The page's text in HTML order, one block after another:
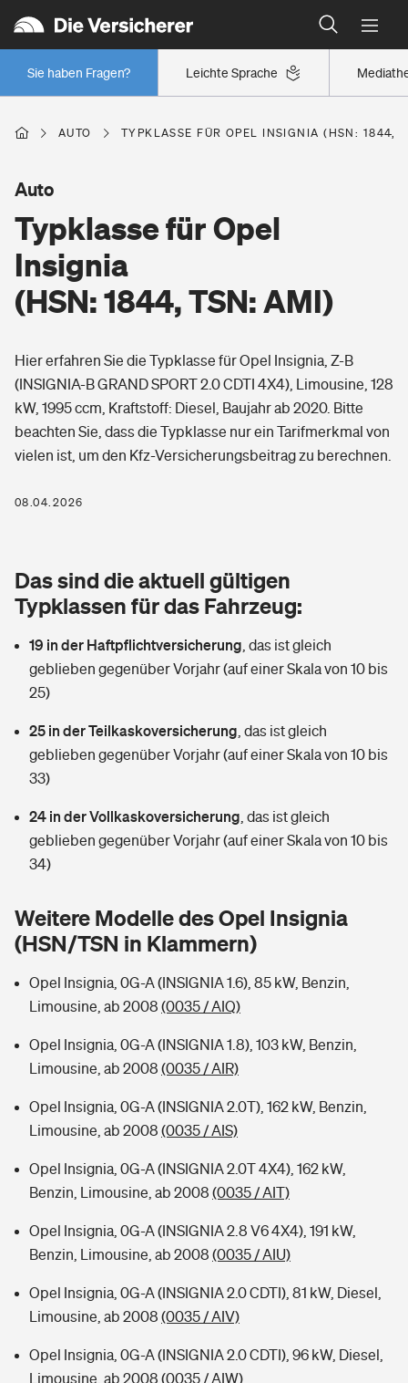
Leichte Sprache
Sie haben Fragen?
Wer versichert was: Jetzt Versicherer finden
Regionalklassen: So ist Ihre Region eingestuft
Wer versichert was: Jetzt Versicherer finden
Berufsunfähigkeitsversicherung
Erwerbsunfähigkeitsversicherung
Arbeitsrechtsschutz
Berufshaftpflichtversicherung
Rentenrechner: Wie viel Geld bekomme ich im Alter?
Wer versichert was: Jetzt Versicherer finden
Sie haben Fragen?
Wohnen
Wohngebäudeversicherung
Hausratversicherung
Elementarversicherung
Photovoltaik
Wärmepumpen versichern
Vermieterrrechtsschutz
Mietkautionsversicherung
Restkreditversicherung
Zur Übersicht
Hochwasser-Check: Wie gefährdet ist Ihr Haus?
Wer versichert was: Jetzt Versicherer finden
Sie haben Fragen?
Pri­vate Haft­pflicht­
Rechts­schutz­ver­si­che­rung
Kinderunfall­ver­si­che­rung
Reiseversicherung
Handyversicherung
Private Cyberversicherung
Musikinstrumentenversicherung
Zur Übersicht
Typklassen: So ist Ihr Auto eingestuft
Sie haben Fragen?
Gesundheit
Private Krankenversicherung
Tierkrankenversicherung
Zur Übersicht
Wer versichert was: Jetzt Versicherer finden
Sie haben Fragen?
Rentenrechner: Wie viel Geld bekomme ich im Alter?
AUTO TYPKLASSE FÜR OPEL INSIGNIA (HSN: 1844,
Typklasse für Opel
Insignia
(HSN: 1844, TSN: AMI)
Auto
Hier erfahren Sie die Typklasse für Opel Insignia, Z-B
(INSIGNIA-B GRAND SPORT 2.0 CDTI 4X4), Limousine, 128
kW, 1995 ccm, Kraftstoff: Diesel, Baujahr ab 2020. Bitte
beachten Sie, dass die Typklasse nur ein Tarifmerkmal von
vielen ist, um den Kfz-Versicherungsbeitrag zu berechnen.
08.04.2026
Das sind die aktuell gültigen
Typklassen für das Fahrzeug:
19 in der Haftpflichtversicherung das ist gleich
geblieben gegenüber Vorjahr (auf einer Skala von 10 bis
25)
25 in der Teilkaskoversicherung das ist gleich
geblieben gegenüber Vorjahr (auf einer Skala von 10 bis
33)
24 in der Vollkaskoversicherung das ist gleich
geblieben gegenüber Vorjahr (auf einer Skala von 10 bis
34)
Weitere Modelle des Opel Insignia
(HSN/TSN in Klammern)
Opel Insignia, 0G-A (INSIGNIA 1.6), 85 kW, Benzin,
Limousine, ab 2008 (0035 / AIQ)
Opel Insignia, 0G-A (INSIGNIA 1.8), 103 kW, Benzin,
Limousine, ab 2008 (0035 / AIR)
Opel Insignia, 0G-A (INSIGNIA 2.0T), 162 kW, Benzin,
Limousine, ab 2008 (0035 / AIS)
Opel Insignia, 0G-A (INSIGNIA 2.0T 4X4), 162 kW,
Benzin, Limousine, ab 2008 (0035 / AIT)
Opel Insignia, 0G-A (INSIGNIA 2.8 V6 4X4), 191 kW,
Benzin, Limousine, ab 2008 (0035 / AIU)
Opel Insignia, 0G-A (INSIGNIA 2.0 CDTI), 81 kW, Diesel,
Limousine, ab 2008 (0035 / AIV)
Opel Insignia, 0G-A (INSIGNIA 2.0 CDTI), 96 kW, Diesel,
Limousine, ab 2008 (0035 / AIW)